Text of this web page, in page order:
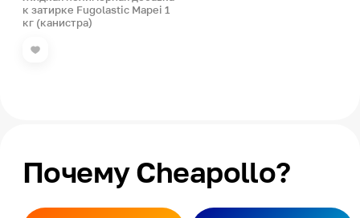
к затирке Fugolastic Mapei 1
кг (канистра)
Почему Cheapollo?